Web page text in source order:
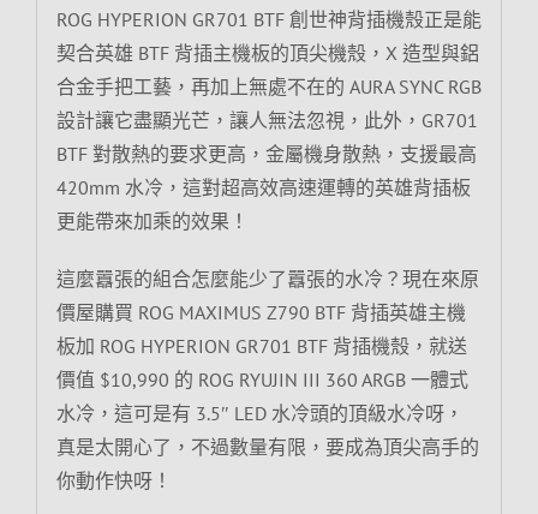
ROG HYPERION GR701 BTF 創世神背插機殼正是能
契合英雄 BTF 背插主機板的頂尖機殼，X 造型與鋁
合金手把工藝，再加上無處不在的 AURA SYNC RGB
設計讓它盡顯光芒，讓人無法忽視，此外，GR701
BTF 對散熱的要求更高，金屬機身散熱，支援最高
420mm 水冷，這對超高效高速運轉的英雄背插板
更能帶來加乘的效果！
這麼囂張的組合怎麼能少了囂張的水冷？現在來原
價屋購買 ROG MAXIMUS Z790 BTF 背插英雄主機
板加 ROG HYPERION GR701 BTF 背插機殼，就送
價值 $10,990 的 ROG RYUJIN III 360 ARGB 一體式
水冷，這可是有 3.5″ LED 水冷頭的頂級水冷呀，
真是太開心了，不過數量有限，要成為頂尖高手的
你動作快呀！